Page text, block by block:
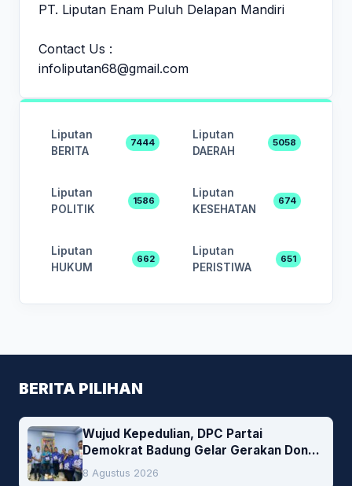
PT. Liputan Enam Puluh Delapan Mandiri
Contact Us :
infoliputan68@gmail.com
Liputan
BERITA
7444
Liputan
DAERAH
5058
Liputan
POLITIK
1586
Liputan
KESEHATAN
674
Liputan
HUKUM
662
Liputan
PERISTIWA
651
BERITA PILIHAN
Wujud Kepedulian, DPC Partai
Demokrat Badung Gelar Gerakan Donor
Darah
8 Agustus 2026